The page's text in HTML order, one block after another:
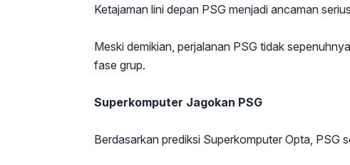
Ketajaman lini depan PSG menjadi ancaman
Meski demikian, perjalanan PSG tidak
fase grup.
Superkomputer Jagokan PSG
Berdasarkan prediksi Superkomputer Opta, PSG